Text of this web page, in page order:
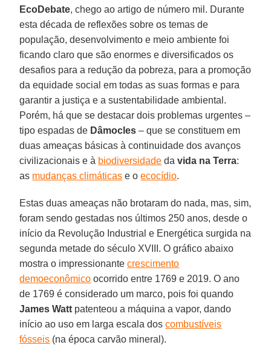
EcoDebate, chego ao artigo de número mil. Durante
esta década de reflexões sobre os temas de
população, desenvolvimento e meio ambiente foi
ficando claro que são enormes e diversificados os
desafios para a redução da pobreza, para a promoção
da equidade social em todas as suas formas e para
garantir a justiça e a sustentabilidade ambiental.
Porém, há que se destacar dois problemas urgentes –
tipo espadas de Dâmocles – que se constituem em
duas ameaças básicas à continuidade dos avanços
civilizacionais e à biodiversidade davida na Terra:
as mudanças climáticas e oecocídio.
Estas duas ameaças não brotaram do nada, mas, sim,
foram sendo gestadas nos últimos 250 anos, desde o
início da Revolução Industrial e Energética surgida na
segunda metade do século XVIII. O gráfico abaixo
mostra o impressionantecrescimento
demoeconômico ocorrido entre 1769 e 2019. O ano
de 1769 é considerado um marco, pois foi quando
James Watt patenteou a máquina a vapor, dando
início ao uso em larga escala doscombustíveis
fósseis (na época carvão mineral).